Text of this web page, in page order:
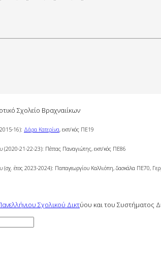
Σχολείο Βραχναιίκων
16): Δάρα Κατερίνα, εκπ/κός ΠΕ19
(2020-21-22-23): Πέττας Παναγιώτης, εκπ/κός ΠΕ86
(σχ. έτος 2023-2024): Παπαγεωργίου Καλλιόπη, δασκάλα ΠΕ70,
Σχολικού Δικτύου και του Συστήματος